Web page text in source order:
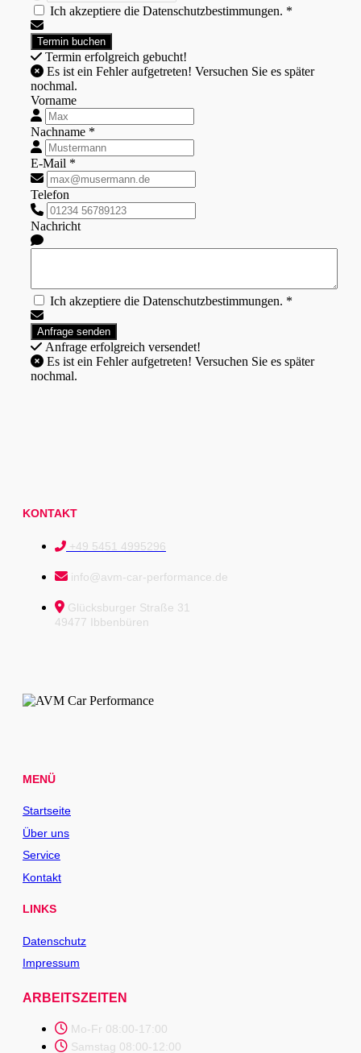
Ich akzeptiere die Datenschutzbestimmungen. *
Termin erfolgreich gebucht!
nochmal.
Vorname
Nachname *
E-Mail *
Telefon
Nachricht
Ich akzeptiere die Datenschutzbestimmungen. *
Anfrage erfolgreich versendet!
nochmal.
KONTAKT
+49 5451 4995296
info@avm-car-performance.de
Glücksburger Straße 31
49477 Ibbenbüren
MENÜ
Startseite
Über uns
Service
Kontakt
LINKS
Datenschutz
Impressum
ARBEITSZEITEN
Mo-Fr 08:00-17:00
Samstag 08:00-12:00